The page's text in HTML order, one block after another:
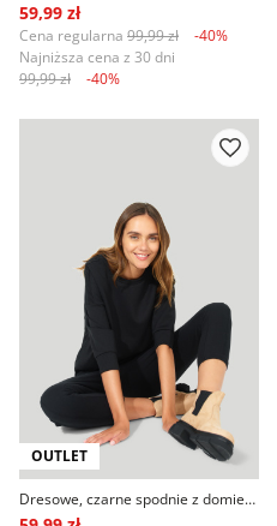
59,99 zł
Cena regularna 99,99 zł
-40%
Najniższa cena z 30 dni
99,99 zł
-40%
OUTLET
Dresowe, czarne spodnie z domieszką włókien ekologicznych